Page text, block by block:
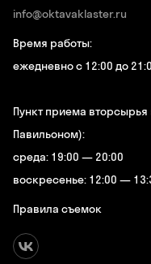
info@oktavaklaster.ru
Время работы:
ежедневно с 12:00 до
Пункт приема
Павильоном):
среда: 19:00 — 20:00
воскресенье: 12:00 —
Правила съемок